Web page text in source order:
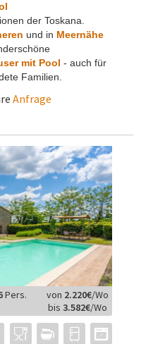
der Toskana.
und in Meernähe
mit Pool - auch für
Familien.
Anfrage
Pers. von 2.220€/Wo
bis 3.582€/Wo